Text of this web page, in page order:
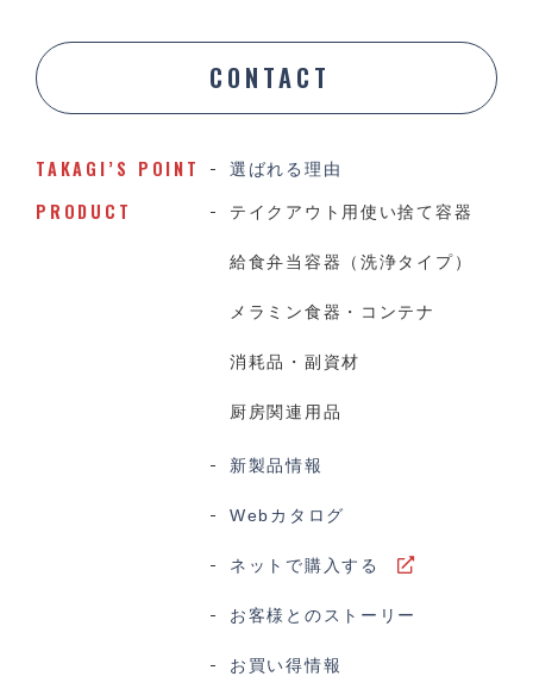
CONTACT
TAKAGI’S POINT 選ばれる理由
PRODUCT テイクアウト用使い捨て容器
給食弁当容器（洗浄タイプ）
メラミン食器・コンテナ
消耗品・副資材
厨房関連用品
新製品情報
Webカタログ
ネットで購入する
お客様とのストーリー
お買い得情報